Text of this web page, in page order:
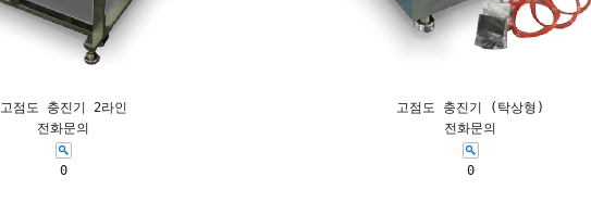
고점도 충진기 2라인
전화문의
0
고점도 충진기 (탁상형)
전화문의
0